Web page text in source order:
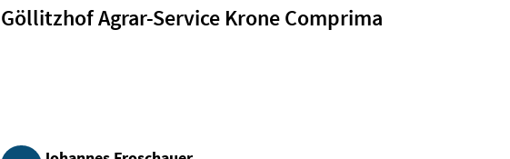
Göllitzhof Agrar-Service Krone Comprima